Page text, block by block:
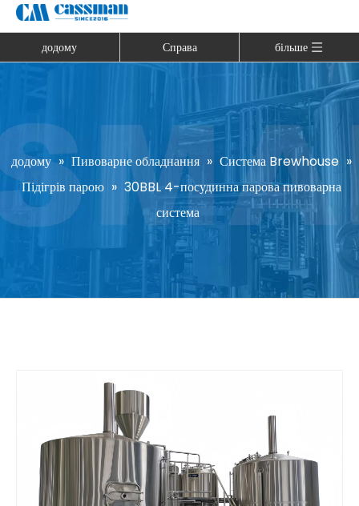
додому Справа більше
додому » Пивоварне обладнання » Система Brewhouse »
Підігрів парою » 30BBL 4-посудинна парова пивоварна
система